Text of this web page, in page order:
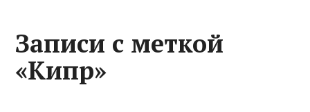
Записи с меткой
«Кипр»